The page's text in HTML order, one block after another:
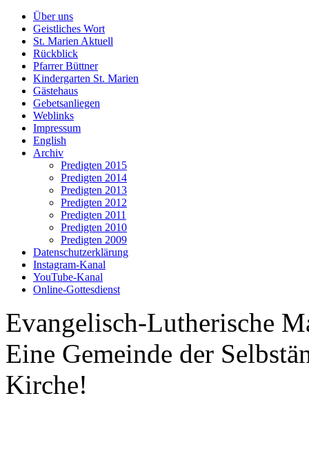
Über uns
Geistliches Wort
St. Marien Aktuell
Rückblick
Pfarrer Büttner
Kindergarten St. Marien
Gästehaus
Gebetsanliegen
Weblinks
Impressum
English
Archiv
Predigten 2015
Predigten 2014
Predigten 2013
Predigten 2012
Predigten 2011
Predigten 2010
Predigten 2009
Datenschutzerklärung
Instagram-Kanal
YouTube-Kanal
Online-Gottesdienst
Evangelisch-Lutherische
Eine Gemeinde der
Kirche!